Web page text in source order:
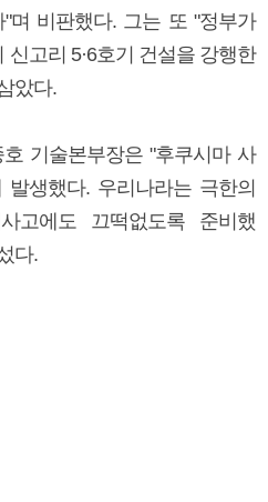
며 비판했다. 그는 또 "정부가
고리 5·6호기 건설을 강행한
았다.
기술본부장은 "후쿠시마 사
생했다. 우리나라는 극한의
고에도 끄떡없도록 준비했
다.